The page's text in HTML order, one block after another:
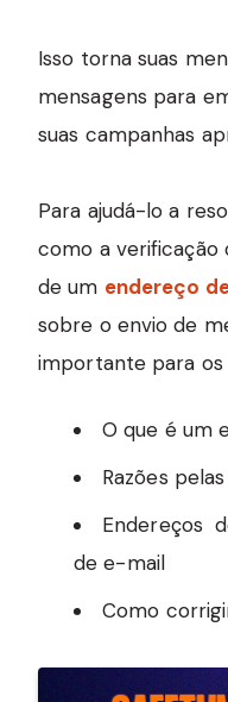
Isso torna suas
mensagens para
suas campanhas
Para ajudá-lo a
como a verificação
de um endereço
sobre o envio de
importante para
O que é um
Razões
Endereços
de e-mail
Como